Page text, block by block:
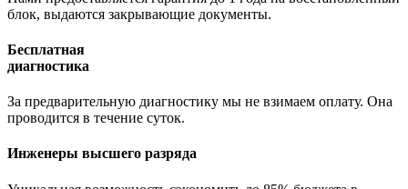
блок, выдаются закрывающие документы.
Бесплатная
диагностика
За предварительную диагностику мы не взимаем оплату. Она
проводится в течение суток.
Инженеры высшего разряда